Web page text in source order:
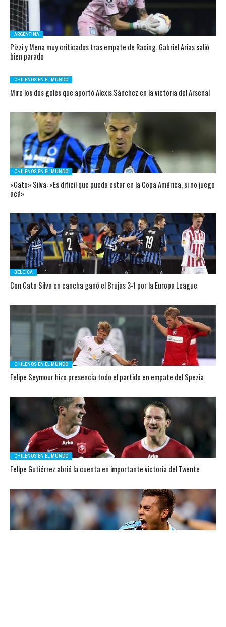
ARGENTINA
Pizzi y Mena muy criticados tras empate de Racing. Gabriel Arias salió
bien parado
CHILENOS EN EL MUNDO
Mire los dos goles que aportó Alexis Sánchez en la victoria del Arsenal
CHILENOS EN EL MUNDO
«Gato» Silva: «Es difícil que pueda estar en la Copa América, si no juego
acá»
BELGICA
Con Gato Silva en cancha ganó el Brujas 3-1 por la Europa League
CHILENOS EN EL MUNDO
Felipe Seymour hizo presencia todo el partido en empate del Spezia
CHILENOS EN EL MUNDO
Felipe Gutiérrez abrió la cuenta en importante victoria del Twente